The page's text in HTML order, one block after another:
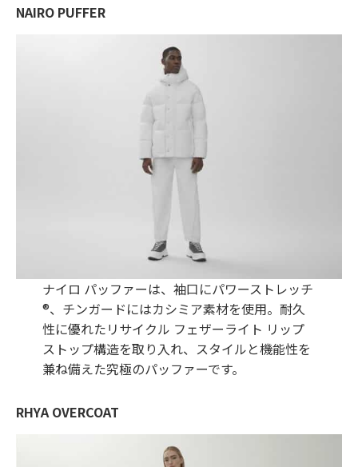
NAIRO PUFFER
ナイロ パッファーは、袖口にパワーストレッチ
®、チンガードにはカシミア素材を使用。耐久
性に優れたリサイクル フェザーライト リップ
ストップ構造を取り入れ、スタイルと機能性を
兼ね備えた究極のパッファーです。
RHYA OVERCOAT